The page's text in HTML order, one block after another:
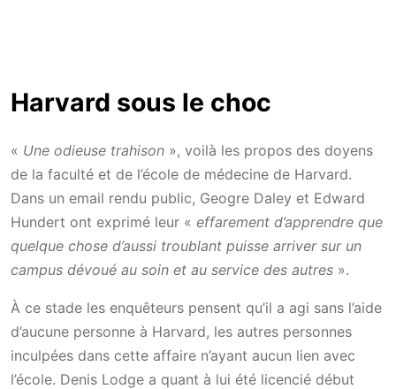
Harvard sous le choc
« Une odieuse trahison », voilà les propos des doyens
de la faculté et de l’école de médecine de Harvard.
Dans un email rendu public, Geogre Daley et Edward
Hundert ont exprimé leur « effarement d’apprendre que
quelque chose d’aussi troublant puisse arriver sur un
campus dévoué au soin et au service des autres ».
À ce stade les enquêteurs pensent qu’il a agi sans l’aide
d’aucune personne à Harvard, les autres personnes
inculpées dans cette affaire n’ayant aucun lien avec
l’école. Denis Lodge a quant à lui été licencié début